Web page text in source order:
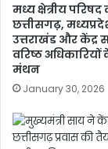
मध्य क्षेत्रीय
छत्तीसगढ़,
उत्तराखंड और केंद्र
वरिष्ठ
मंथन
January 30, 2026